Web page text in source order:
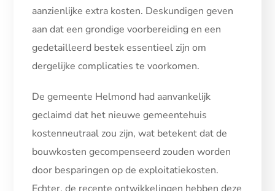
aanzienlijke extra kosten. Deskundigen geven
aan dat een grondige voorbereiding en een
gedetailleerd bestek essentieel zijn om
dergelijke complicaties te voorkomen.
De gemeente Helmond had aanvankelijk
geclaimd dat het nieuwe gemeentehuis
kostenneutraal zou zijn, wat betekent dat de
bouwkosten gecompenseerd zouden worden
door besparingen op de exploitatiekosten.